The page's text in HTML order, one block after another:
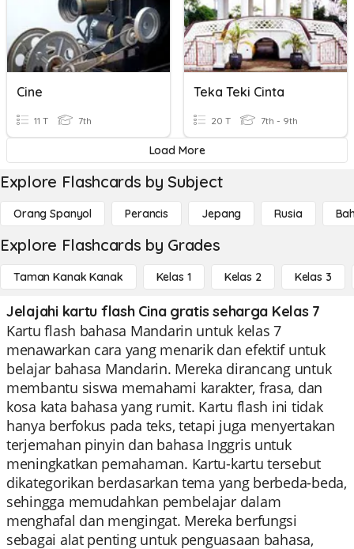
Cine
11 T 7th
Teka Teki Cinta
20 T 7th - 9th
Load More
Explore Flashcards by Subject
Orang Spanyol Perancis Jepang Rusia
Explore Flashcards by Grades
Taman Kanak Kanak Kelas 1 Kelas 2 Kelas 3
Jelajahi kartu flash Cina gratis seharga Kelas 7
Kartu flash bahasa Mandarin untuk kelas 7
menawarkan cara yang menarik dan efektif untuk
belajar bahasa Mandarin. Mereka dirancang untuk
membantu siswa memahami karakter, frasa, dan
kosa kata bahasa yang rumit. Kartu flash ini tidak
hanya berfokus pada teks, tetapi juga menyertakan
terjemahan pinyin dan bahasa Inggris untuk
meningkatkan pemahaman. Kartu-kartu tersebut
dikategorikan berdasarkan tema yang berbeda-beda,
sehingga memudahkan pembelajar dalam
menghafal dan mengingat. Mereka berfungsi
sebagai alat penting untuk penguasaan bahasa,